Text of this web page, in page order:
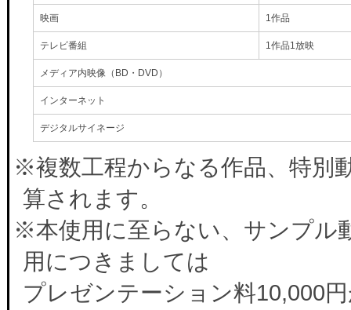
映画 1作品
テレビ番組 1作品1放映
メディア内映像（BD・DVD）
インターネット
デジタルサイネージ
※複数工程からなる作品、特別
算されます。
※本使用に至らない、サンプル
用につきましては
プレゼンテーション料10,000